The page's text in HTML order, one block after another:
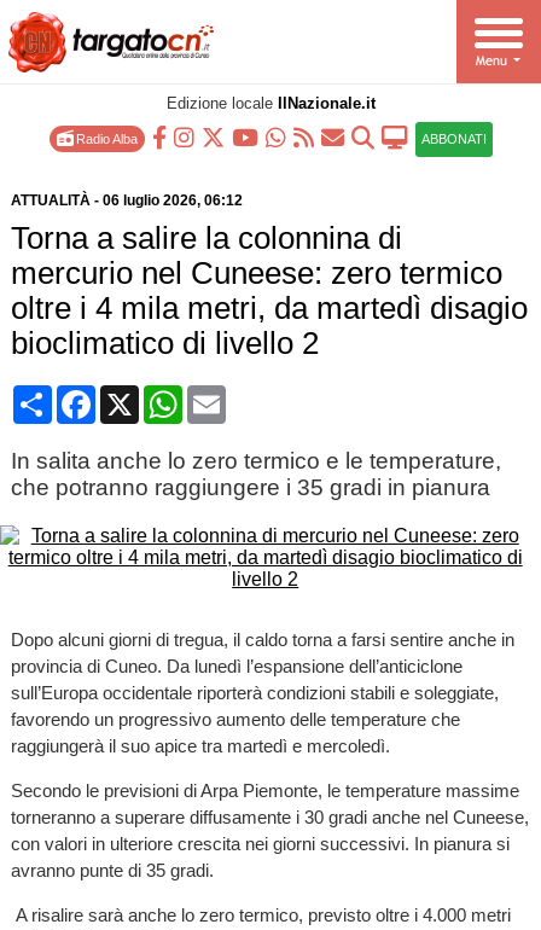
Edizione locale IlNazionale.it
Radio Alba ABBONATI
ATTUALITÀ- 06 luglio 2026, 06:12
Torna a salire la colonnina di
mercurio nel Cuneese: zero termico
oltre i 4 mila metri, da martedì disagio
bioclimatico di livello 2
CondividiFacebook
X WhatsApp
Email
In salita anche lo zero termico e le temperature,
che potranno raggiungere i 35 gradi in pianura
Dopo alcuni giorni di tregua, il caldo torna a farsi sentire anche in
provincia di Cuneo. Da lunedì l’espansione dell’anticiclone
sull’Europa occidentale riporterà condizioni stabili e soleggiate,
favorendo un progressivo aumento delle temperature che
raggiungerà il suo apice tra martedì e mercoledì.
Secondo le previsioni di Arpa Piemonte, le temperature massime
torneranno a superare diffusamente i 30 gradi anche nel Cuneese,
con valori in ulteriore crescita nei giorni successivi. In pianura si
avranno punte di 35 gradi.
A risalire sarà anche lo zero termico, previsto oltre i 4.000 metri